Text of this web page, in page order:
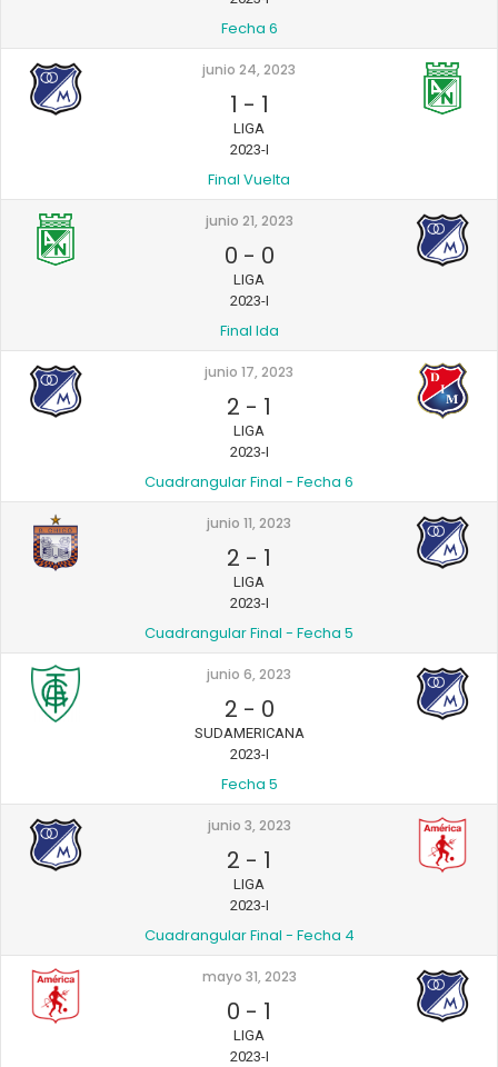
Fecha 6
junio 24, 2023
1 - 1
LIGA
2023-I
Final Vuelta
junio 21, 2023
0 - 0
LIGA
2023-I
Final Ida
junio 17, 2023
2 - 1
LIGA
2023-I
Cuadrangular Final - Fecha 6
junio 11, 2023
2 - 1
LIGA
2023-I
Cuadrangular Final - Fecha 5
junio 6, 2023
2 - 0
SUDAMERICANA
2023-I
Fecha 5
junio 3, 2023
2 - 1
LIGA
2023-I
Cuadrangular Final - Fecha 4
mayo 31, 2023
0 - 1
LIGA
2023-I